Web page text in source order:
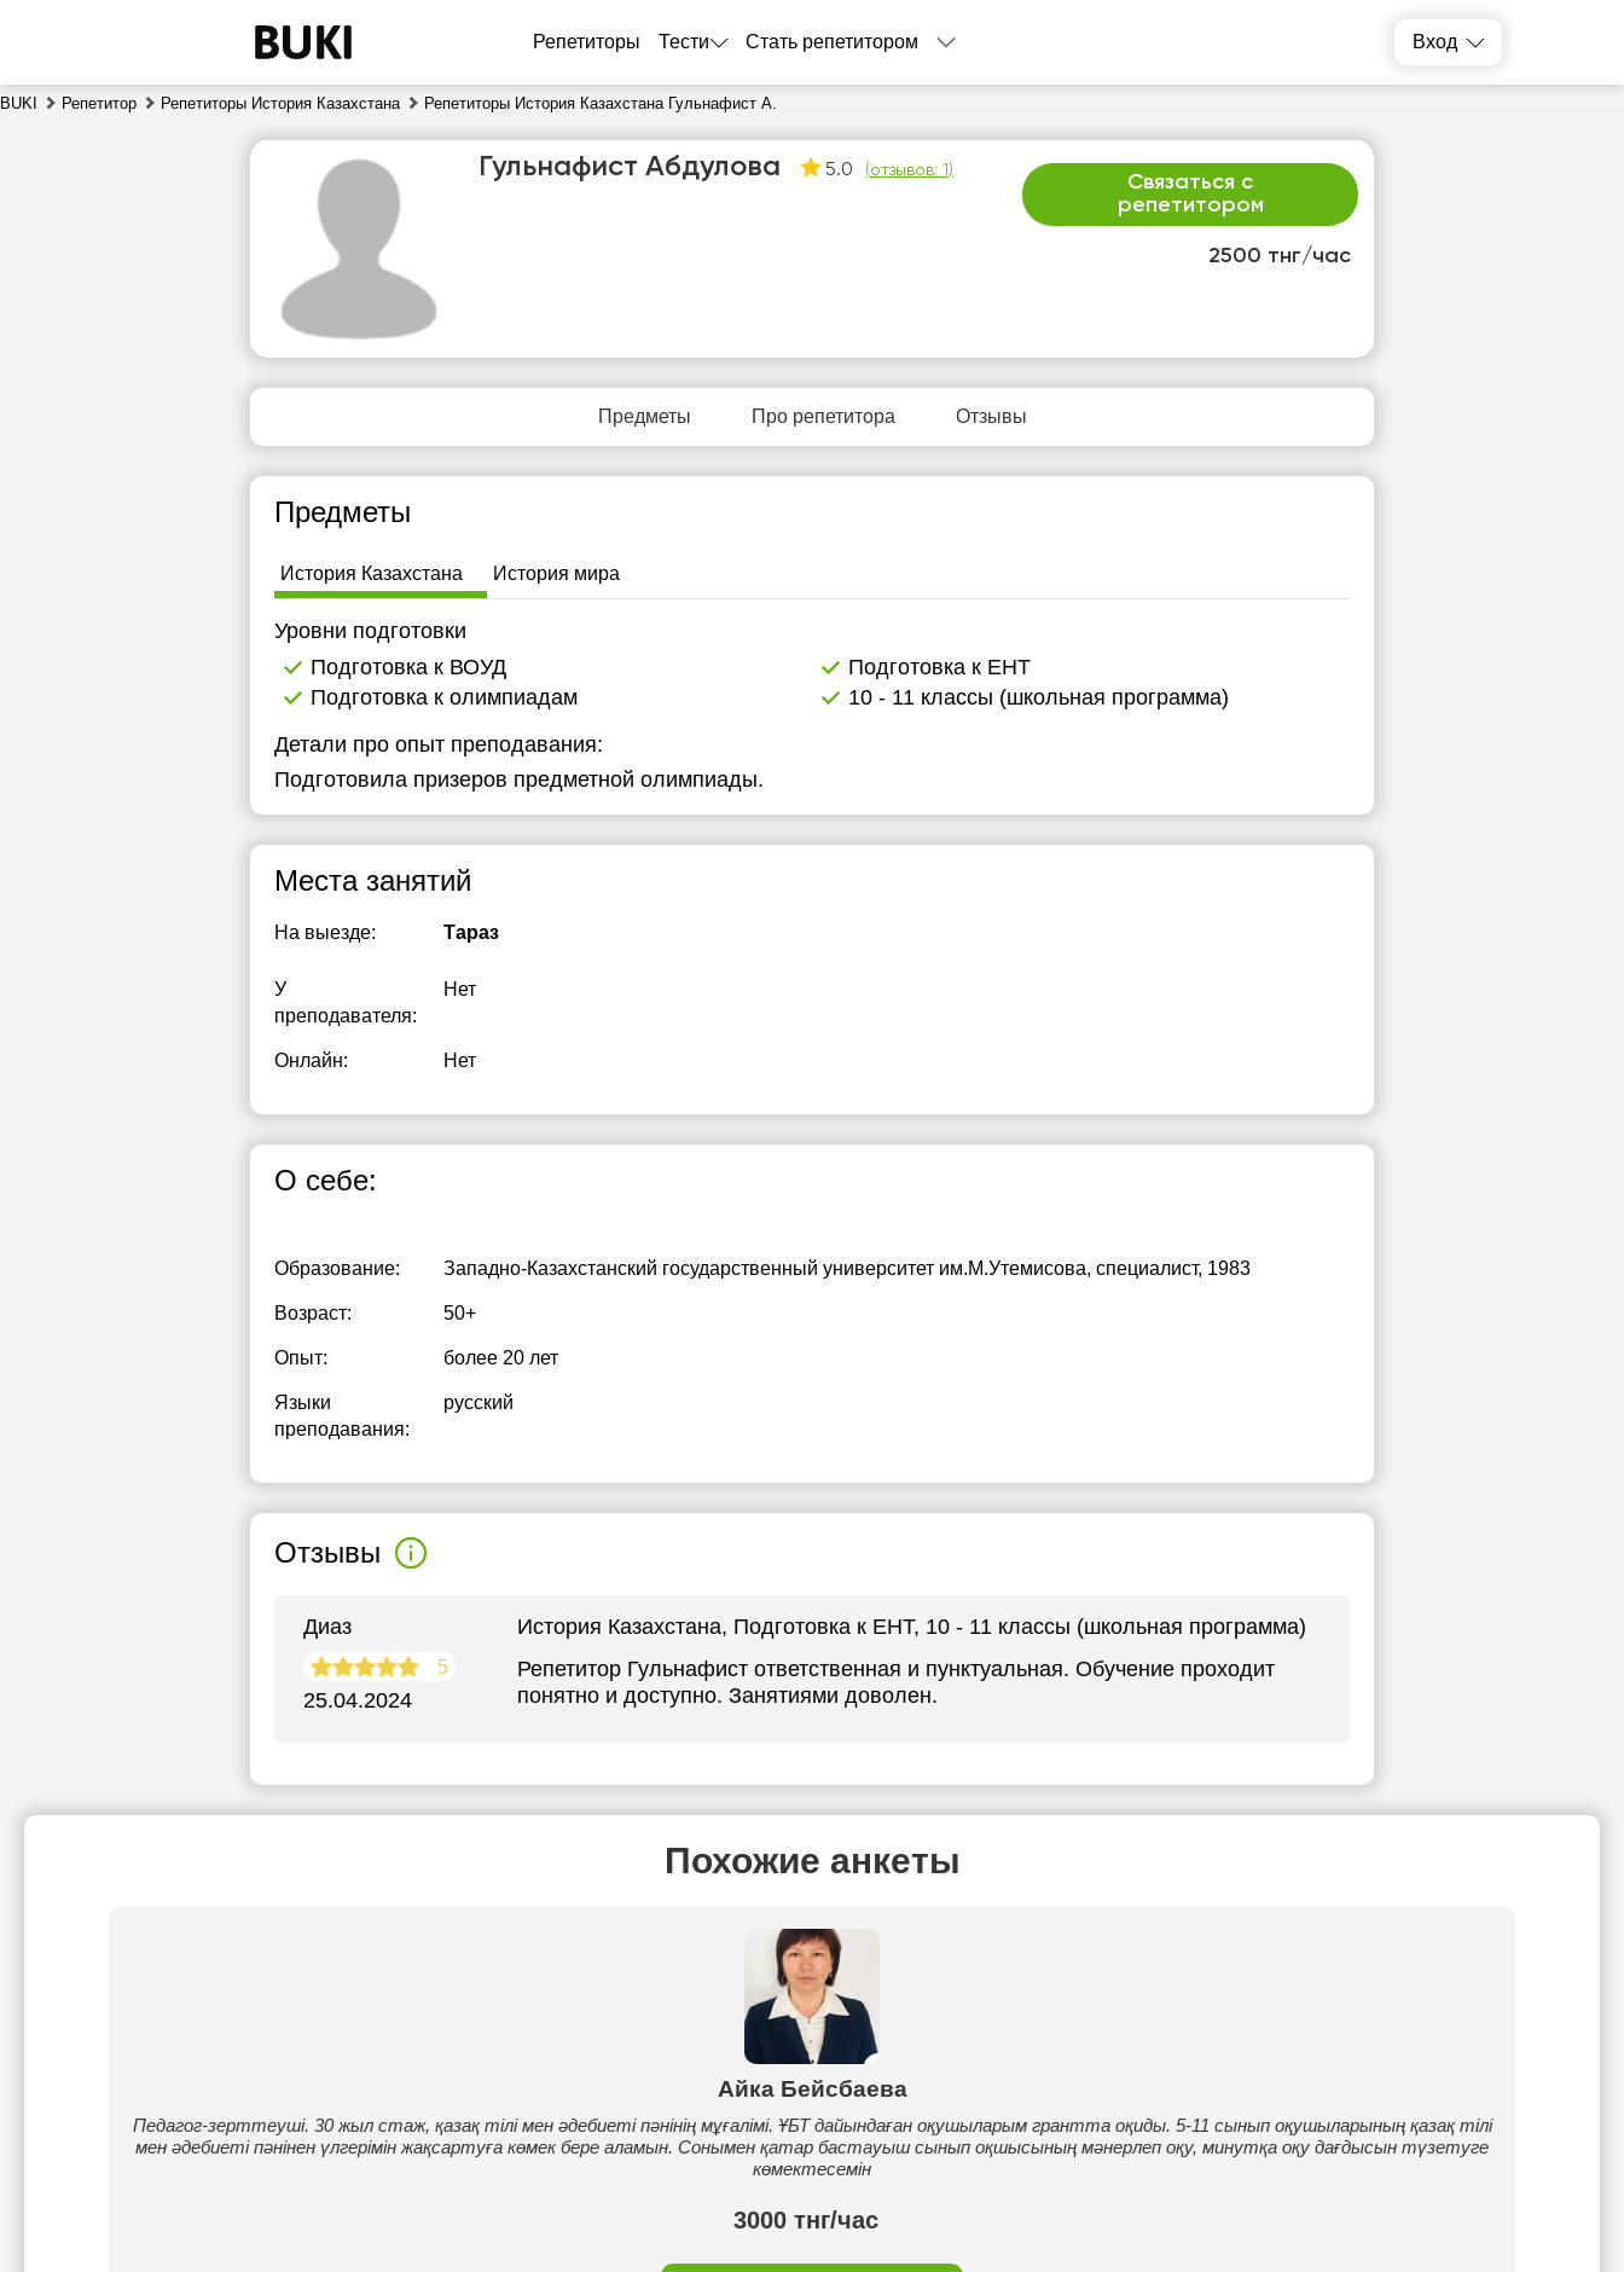
Репетиторы Тести Стать репетитором Вход
BUKI Репетитор Репетиторы История Казахстана Репетиторы История Казахстана Гульнафист А.
2500 тнг/час
Связаться с
репетитором
Гульнафист Абдулова 5.0 (отзывов: 1 )
Предметы Про репетитора Отзывы
Предметы
История Казахстана История мира
Уровни подготовки
Подготовка к ВОУД
Подготовка к ЕНТ
Подготовка к олимпиадам
10 - 11 классы (школьная программа)
Детали про опыт преподавания:
Подготовила призеров предметной олимпиады.
Места занятий
На выезде: Тараз
У
преподавателя:
Нет
Онлайн: Нет
О себе:
Образование: Западно-Казахстанский государственный университет им.М.Утемисова, специалист, 1983
Возраст: 50+
Опыт: более 20 лет
Языки
преподавания:
русский
Отзывы
Диаз
5
25.04.2024
История Казахстана, Подготовка к ЕНТ, 10 - 11 классы (школьная программа)
Репетитор Гульнафист ответственная и пунктуальная. Обучение проходит
понятно и доступно. Занятиями доволен.
Похожие анкеты
Айка Бейсбаева
Педагог-зерттеуші. 30 жыл стаж, қазақ тілі мен әдебиеті пәнінің мұғалімі. ҰБТ дайындаған оқушыларым грантта оқиды. 5-11 сынып оқушыларының қазақ тілі
мен әдебиеті пәнінен үлгерімін жақсартуға көмек бере аламын. Сонымен қатар бастауыш сынып оқшысының мәнерлеп оқу, минутқа оқу дағдысын түзетуге
көмектесемін
3000 тнг/час
чт
6
7
8
9
10
11
12
свободных
15:30
16:30
Нет
свободных
Нет
свободных
Нет
свободных
свободных
свободных